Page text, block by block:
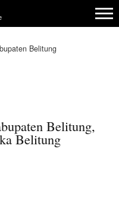
Belitung
Belitung,
Belitung